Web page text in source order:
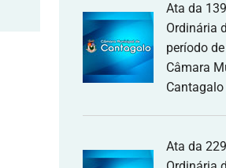
Ata da
Ordinária
período
Câmara
Cantagalo
Ata da